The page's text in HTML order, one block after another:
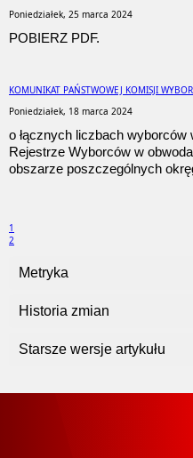
Poniedziałek, 25 marca 2024
POBIERZ PDF.
KOMUNIKAT PAŃSTWOWEJ KOMISJI
Poniedziałek, 18 marca 2024
o łącznych liczbach
Rejestrze Wyborców w
obszarze poszczególnych
1
2
Metryka
Historia zmian
Starsze wersje artykułu